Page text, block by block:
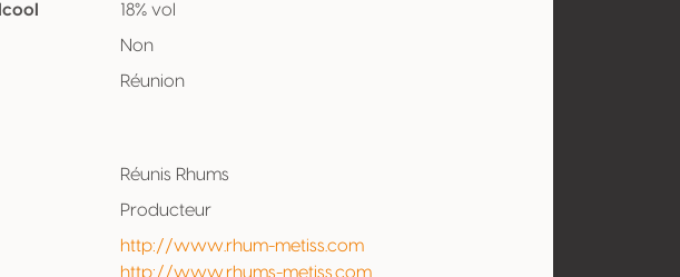
18% vol
Non
Réunion
Réunis Rhums
Producteur
http://www.rhum-metiss.com
http://www.rhums-metiss.com